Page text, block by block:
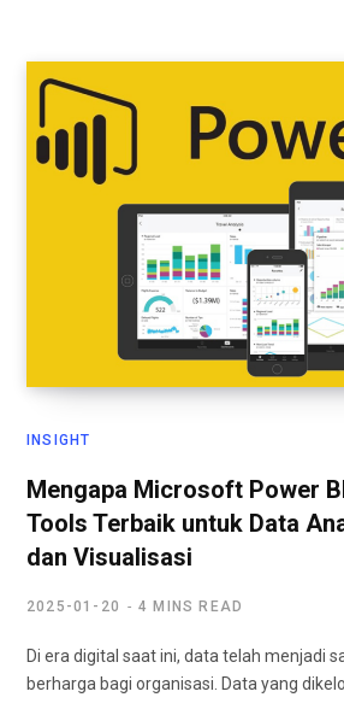
INSIGHT
Mengapa Microsoft Power
Tools Terbaik untuk Data
dan Visualisasi
2025-01-20 4 MINS READ
Di era digital saat ini, data telah menjadi
berharga bagi organisasi. Data yang